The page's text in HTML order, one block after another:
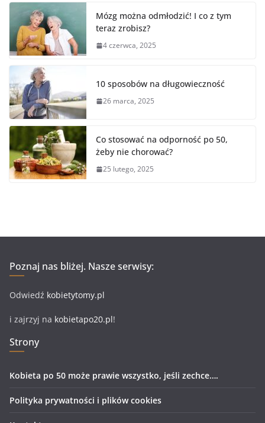
o
o
k
Mózg można odmłodzić! I co z tym
teraz zrobisz?
4 czerwca, 2025
10 sposobów na długowieczność
26 marca, 2025
Co stosować na odporność po 50,
żeby nie chorować?
25 lutego, 2025
Poznaj nas bliżej. Nasze serwisy:
Odwiedź kobietytomy.pl
i zajrzyj na kobietapo20.pl!
Strony
Kobieta po 50 może prawie wszystko, jeśli zechce….
Polityka prywatności i plików cookies